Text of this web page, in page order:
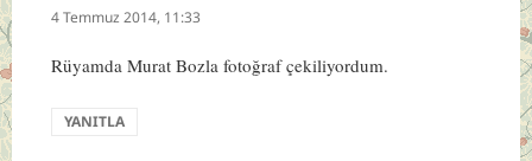
ki:
4 Temmuz 2014, 11:33
Rüyamda Murat Bozla fotoğraf çekiliyordum.
YANITLA